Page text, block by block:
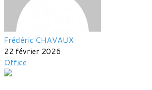
Frédéric CHAVAUX
22 février 2026
Office